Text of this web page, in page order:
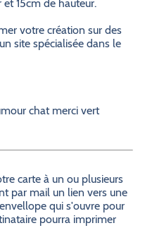
15cm de hauteur.
votre création sur des
site spécialisée dans le
chat merci vert
carte à un ou plusieurs
par mail un lien vers une
qui s'ouvre pour
pourra imprimer